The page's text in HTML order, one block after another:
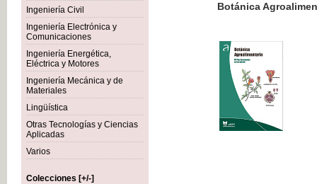
Ingeniería Civil
Ingeniería Electrónica y
Comunicaciones
Ingeniería Energética,
Eléctrica y Motores
Ingeniería Mecánica y de
Materiales
Lingüística
Otras Tecnologías y Ciencias
Aplicadas
Varios
Colecciones [+/-]
Botánica Agroalimentaria